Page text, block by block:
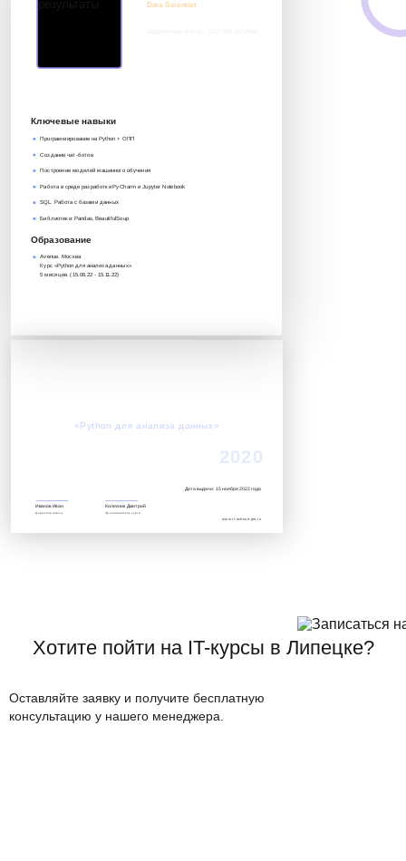
Data Scientist
Ключевые навыки
Программирование на Python + ОПП
Создание чат-ботов
Построение моделей машинного обучения
Работа в среде разработки PyCharm и Jupyter Notebook
SQL. Работа с базами данных
Библиотеки: Pandas, BeautifulSoup
Образование
Avenue. Москва
Курс «Python для анализа данных»‎
5 месяцев. (15.06.22 - 15.11.22)
«Python для анализа данных»‎
2020
Дата выдачи: 15 ноября 2022 года
www.it.avenue-pro.ru
Иванов Иван
Директор школы
Колесник Дмитрий
Преподаватель курса
Хотите пойти на IT-курсы в Липецке?
Оставляйте заявку и получите бесплатную
консультацию у нашего менеджера.